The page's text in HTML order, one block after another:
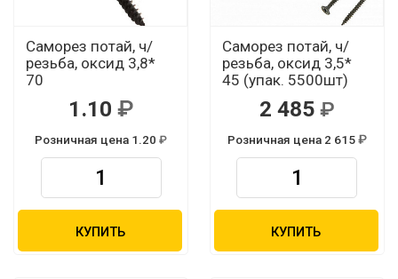
Саморез потай, ч/
резьба, оксид 3,8*
70
1.10
Розничная цена 1.20
КУПИТЬ
Саморез потай, ч/
резьба, оксид 3,5*
45 (упак. 5500шт)
2 485
Розничная цена 2 615
КУПИТЬ